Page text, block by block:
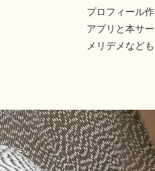
プロフィール
アプリと本サ
メリデメなど